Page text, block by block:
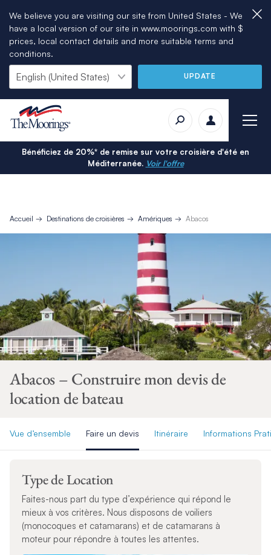
We believe you are visiting our site from United States - We
have a local version of our site in www.moorings.com with $
prices, local contact details and more suitable terms and
conditions.
UPDATE
Bénéficiez de 20%* de remise sur votre croisière d'été en
Méditerranée. Voir l'offre
Accueil Destinations de croisières Amériques Abacos
Abacos – Construire mon devis de
location de bateau
Vue d’ensemble Faire un devis Itinéraire Informations
Type de Location
Faites-nous part du type d’expérience qui répond le
mieux à vos critères. Nous disposons de voiliers
(monocoques et catamarans) et de catamarans à
moteur pour répondre à toutes les attentes.